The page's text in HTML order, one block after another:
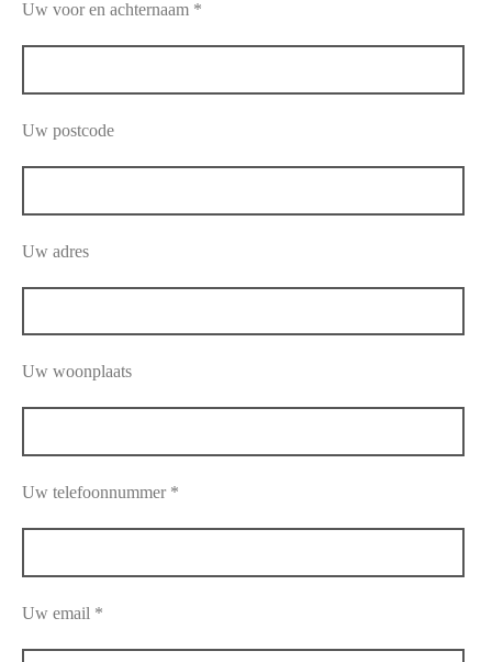
Uw voor en achternaam *
Uw postcode
Uw adres
Uw woonplaats
Uw telefoonnummer *
Uw email *